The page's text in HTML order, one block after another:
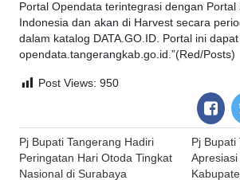
Portal Opendata terintegrasi dengan Portal
Indonesia dan akan di Harvest secara
dalam katalog DATA.GO.ID. Portal ini
opendata.tangerangkab.go.id.”(Red/Posts)
Post Views: 950
Post
navigation
Pj Bupati Tangerang Hadiri
Peringatan Hari Otoda Tingkat
Nasional di Surabaya
Pj Bupati